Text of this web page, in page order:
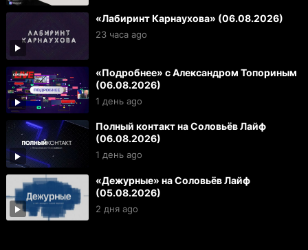
«Лабиринт Карнаухова» (06.08.2026)
23 часа ago
«Подробнее» с Александром Топориным
(06.08.2026)
1 день ago
Полный контакт на Соловьёв Лайф
(06.08.2026)
1 день ago
«Дежурные» на Соловьёв Лайф
(05.08.2026)
2 дня ago